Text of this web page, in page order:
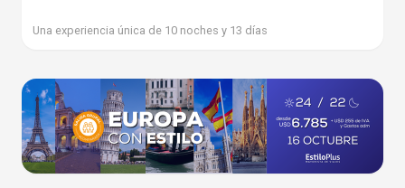
Una experiencia única de 10 noches y 13 días